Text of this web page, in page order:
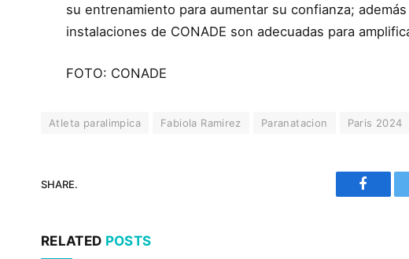
su entrenamiento para aumentar su confianza;
instalaciones de CONADE son adecuadas para
FOTO: CONADE
Atleta paralimpica Fabiola Ramirez Paranatacion Paris 2024
SHARE.
RELATED POSTS